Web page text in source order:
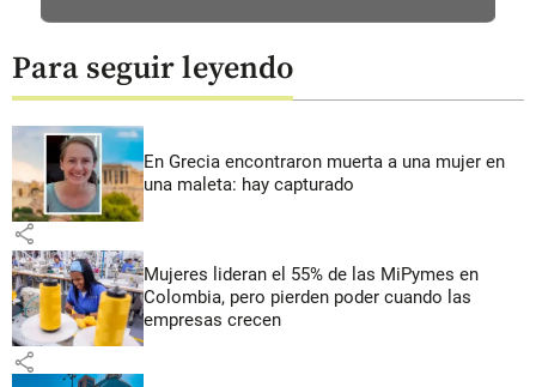
Para seguir leyendo
En Grecia encontraron muerta a una mujer en
una maleta: hay capturado
share
Mujeres lideran el 55% de las MiPymes en
Colombia, pero pierden poder cuando las
empresas crecen
share